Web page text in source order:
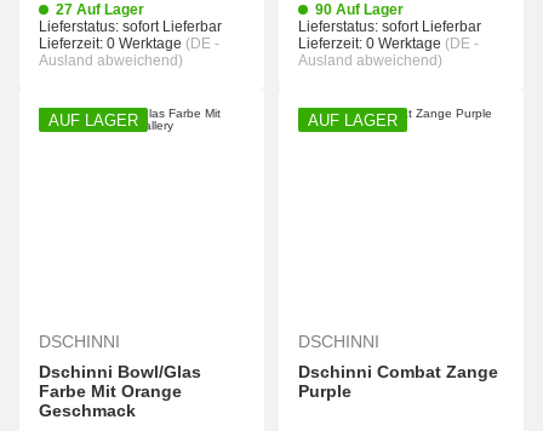
27 Auf Lager
Lieferstatus: sofort Lieferbar
Lieferzeit: 0 Werktage (DE -
Ausland abweichend)
90 Auf Lager
Lieferstatus: sofort Lieferbar
Lieferzeit: 0 Werktage (DE -
Ausland abweichend)
AUF LAGER
DSCHINNI
Dschinni Bowl/Glas
Farbe Mit Orange
Geschmack
AUF LAGER
DSCHINNI
Dschinni Combat Zange
Purple